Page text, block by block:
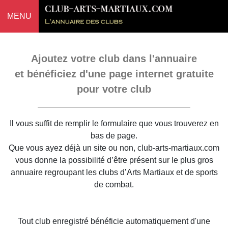
MENU
Ajoutez votre club dans l'annuaire
et bénéficiez d'une page internet gratuite
pour votre club
Il vous suffit de remplir le formulaire que vous trouverez en
bas de page.
Que vous ayez déjà un site ou non, club-arts-martiaux.com
vous donne la possibilité d’être présent sur le plus gros
annuaire regroupant les clubs d’Arts Martiaux et de sports
de combat.
Tout club enregistré bénéficie automatiquement d'une